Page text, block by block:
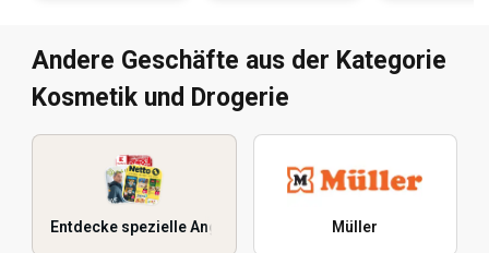
Andere Geschäfte aus der Kategorie
Kosmetik und Drogerie
Entdecke spezielle Angebote Müller